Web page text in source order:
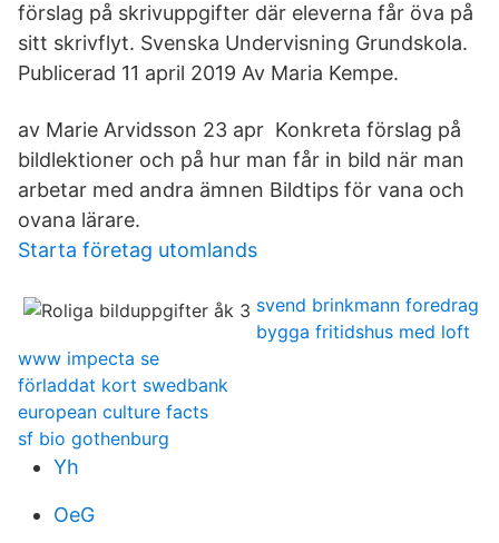
förslag på skrivuppgifter där eleverna får öva på
sitt skrivflyt. Svenska Undervisning Grundskola.
Publicerad 11 april 2019 Av Maria Kempe.
av Marie Arvidsson 23 apr Konkreta förslag på
bildlektioner och på hur man får in bild när man
arbetar med andra ämnen Bildtips för vana och
ovana lärare.
Starta företag utomlands
svend brinkmann foredrag
bygga fritidshus med loft
www impecta se
förladdat kort swedbank
european culture facts
sf bio gothenburg
Yh
OeG